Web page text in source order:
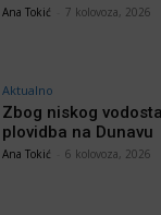
Ana Tokić 7 kolovoza, 2026
Aktualno
Zbog niskog
plovidba na Dunavu
Ana Tokić 6 kolovoza, 2026